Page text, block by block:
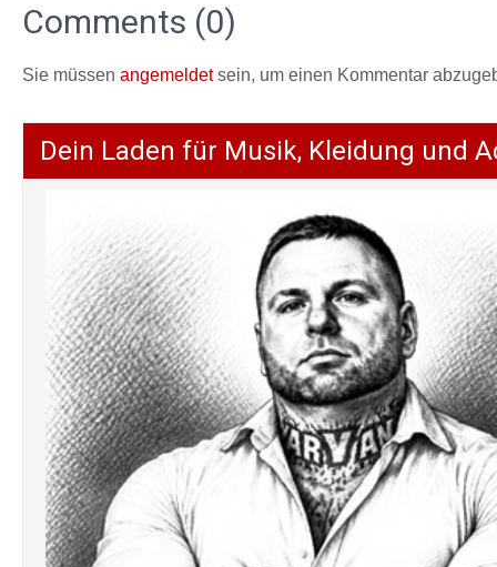
Comments (0)
Sie müssen angemeldetsein, um einen Kommentar
Dein Laden für Musik, Kleidung und